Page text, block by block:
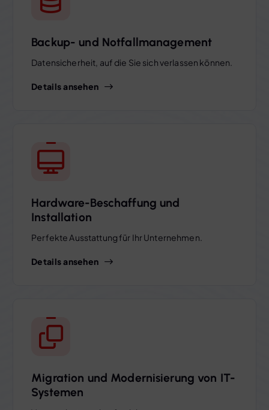
Backup- und Notfallmanagement
Datensicherheit, auf die Sie sich verlassen können.
Details ansehen
Hardware-Beschaffung und
Installation
Perfekte Ausstattung für Ihr Unternehmen.
Details ansehen
Migration und Modernisierung von IT-
Systemen